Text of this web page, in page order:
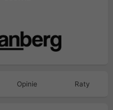
Opinie Raty